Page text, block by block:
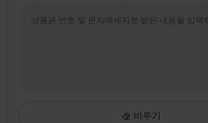
비우기